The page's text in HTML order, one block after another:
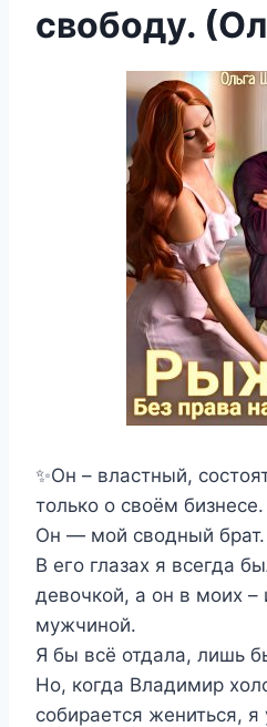
свободу.
✨Он – властный,
только о своём бизнесе.
Он — мой сводный брат.
В его глазах я всегда
девочкой, а он в моих
мужчиной.
Я бы всё отдала, лишь
Но, когда Владимир
собирается жениться, я